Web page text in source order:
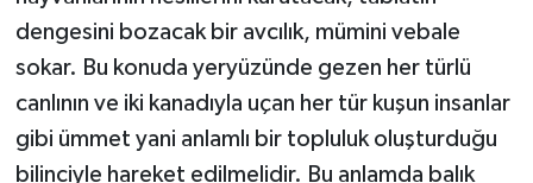
dengesini bozacak bir avcılık, mümini vebale
sokar. Bu konuda yeryüzünde gezen her türlü
canlının ve iki kanadıyla uçan her tür kuşun insanlar
gibi ümmet yani anlamlı bir topluluk oluşturduğu
bilinciyle hareket edilmelidir. Bu anlamda balık